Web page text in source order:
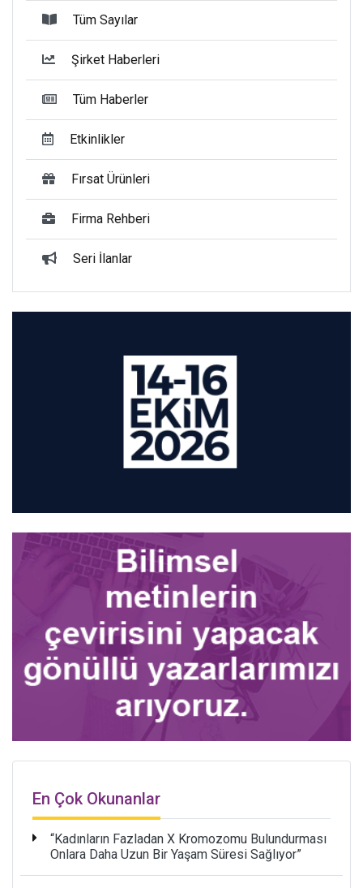
Tüm Sayılar
Şirket Haberleri
Tüm Haberler
Etkinlikler
Fırsat Ürünleri
Firma Rehberi
Seri İlanlar
En Çok Okunanlar
“Kadınların Fazladan X Kromozomu Bulundurması
Onlara Daha Uzun Bir Yaşam Süresi Sağlıyor”